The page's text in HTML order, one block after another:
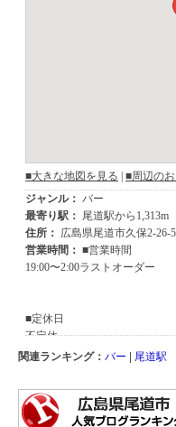
関連ランキング： バー 尾道駅